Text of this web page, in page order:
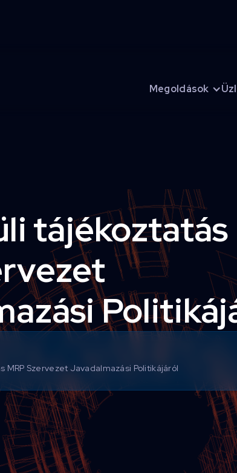
Megoldások
tájékoztatás
MRP Szervezet Javadalmazási Politikájáról